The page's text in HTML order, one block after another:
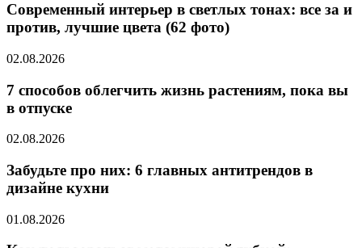
Современный интерьер в светлых тонах: все за и
против, лучшие цвета (62 фото)
02.08.2026
7 способов облегчить жизнь растениям, пока вы
в отпуске
02.08.2026
Забудьте про них: 6 главных антитрендов в
дизайне кухни
01.08.2026